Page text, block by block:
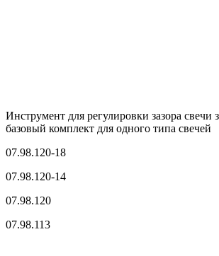
Инструмент для регулировки зазора
базовый комплект для одного типа свечей
07.98.120-18
07.98.120-14
07.98.120
07.98.113